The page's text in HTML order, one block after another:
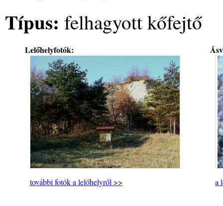
Típus: felhagyott kőfejtő
Lelőhelyfotók:
további fotók a lelőhelyről >> a